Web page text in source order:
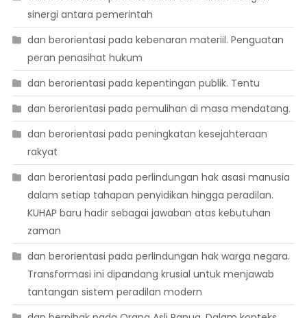
sinergi antara pemerintah
dan berorientasi pada kebenaran materiil. Penguatan
peran penasihat hukum
dan berorientasi pada kepentingan publik. Tentu
dan berorientasi pada pemulihan di masa mendatang.
dan berorientasi pada peningkatan kesejahteraan
rakyat
dan berorientasi pada perlindungan hak asasi manusia
dalam setiap tahapan penyidikan hingga peradilan.
KUHAP baru hadir sebagai jawaban atas kebutuhan
zaman
dan berorientasi pada perlindungan hak warga negara.
Transformasi ini dipandang krusial untuk menjawab
tantangan sistem peradilan modern